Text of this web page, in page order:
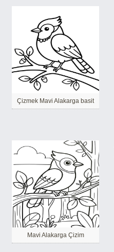
Çizmek Mavi Alakarga basit
Mavi Alakarga Çizim